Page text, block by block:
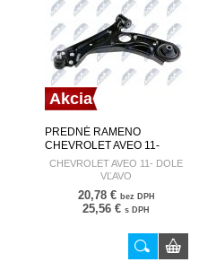
Akcia
PREDNÉ RAMENO
CHEVROLET AVEO 11-
DOLE VĽAVO 95017035
ZWD-DW-034
CHEVROLET AVEO 11- DOLE
VĽAVO
20,78 € bez DPH
25,56 € s DPH